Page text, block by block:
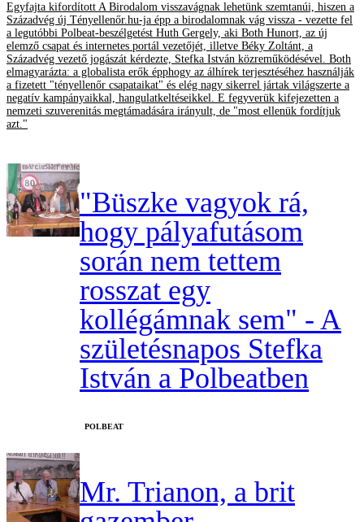
Egyfajta kifordított A Birodalom visszavágnak lehetünk szemtanúi, hiszen a
Századvég új Tényellenőr.hu-ja épp a birodalomnak vág vissza - vezette fel
a legutóbbi Polbeat-beszélgetést Huth Gergely, aki Both Hunort, az új
elemző csapat és internetes portál vezetőjét, illetve Béky Zoltánt, a
Századvég vezető jogászát kérdezte, Stefka István közreműködésével. Both
elmagyarázta: a globalista erők épphogy az álhírek terjesztéséhez használják
a fizetett "tényellenőr csapataikat" és elég nagy sikerrel jártak világszerte a
negatív kampányaikkal, hangulatkeltéseikkel. E fegyverük kifejezetten a
nemzeti szuverenitás megtámadására irányult, de "most ellenük fordítjuk
azt."
"Büszke vagyok rá,
hogy pályafutásom
során nem tettem
rosszat egy
kollégámnak sem" - A
születésnapos Stefka
István a Polbeatben
‎POLBEAT
Mr. Trianon, a brit